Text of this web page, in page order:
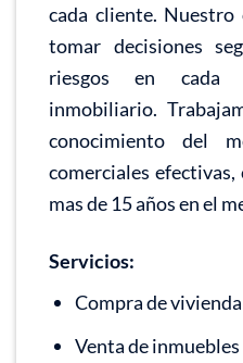
cada cliente.
tomar decisiones
riesgos en cada
inmobiliario.
conocimiento del
comerciales
mas de 15 años en el
Servicios:
Compra de vivienda
Venta de inmuebles